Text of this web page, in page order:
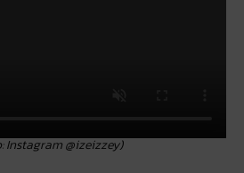
Instagram @izeizzey)